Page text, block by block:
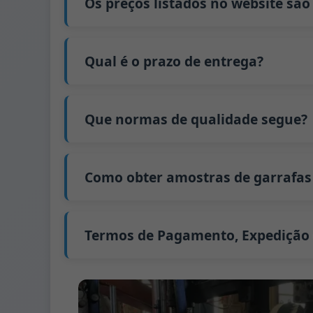
mudança são de qualidade instável.
6. Pague o saldo e nós expedimos as
melhora a utilização da capacidade.
O preço será ainda mais baixo se cada
encomenda.
Se estiver interessado nesta garrafa,
Calcularemos o preço exato e
Qual é o prazo de entrega?
estende-se para 45 dias.
A expedição a partir da China demora
Que normas de qualidade segue?
GB4806.5一2016 <Norma Nacional de
(CE) n.º 1935/2004 Migração de metais
Como obter amostras de
Geralmente enviamos amostras via FedEx
Termos de Pagamento,
Métodos de pagamento suportados para
Termo de expedição: EXW, FOB, CFR, CIF